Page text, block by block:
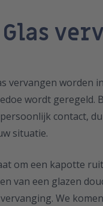
Glas
vervangen worden
wordt geregeld.
contact,
situatie.
om een kapotte
van een glazen
We